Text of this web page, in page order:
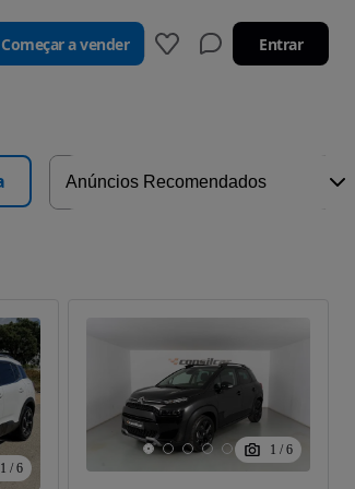
Começar a vender Entrar
1 / 6
1 / 6